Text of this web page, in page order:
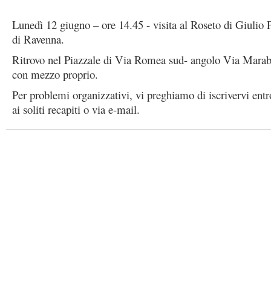
Lunedì 12 giugno – ore 14.45 - visita al Roseto di Giulio
di Ravenna.
Ritrovo nel Piazzale di Via Romea sud- angolo Via
con mezzo proprio.
Per problemi organizzativi, vi preghiamo di iscrivervi
ai soliti recapiti o via e-mail.